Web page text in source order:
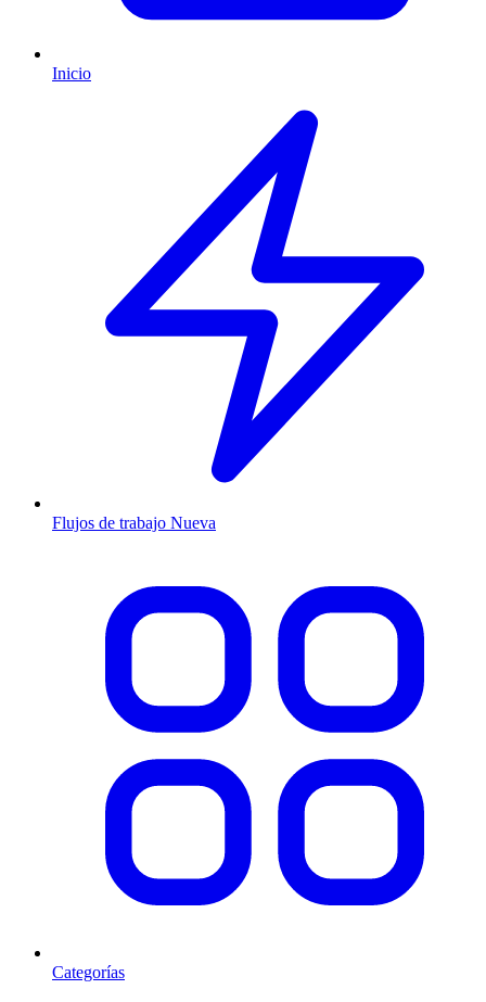
Inicio
Flujos de trabajo Nueva
Categorías